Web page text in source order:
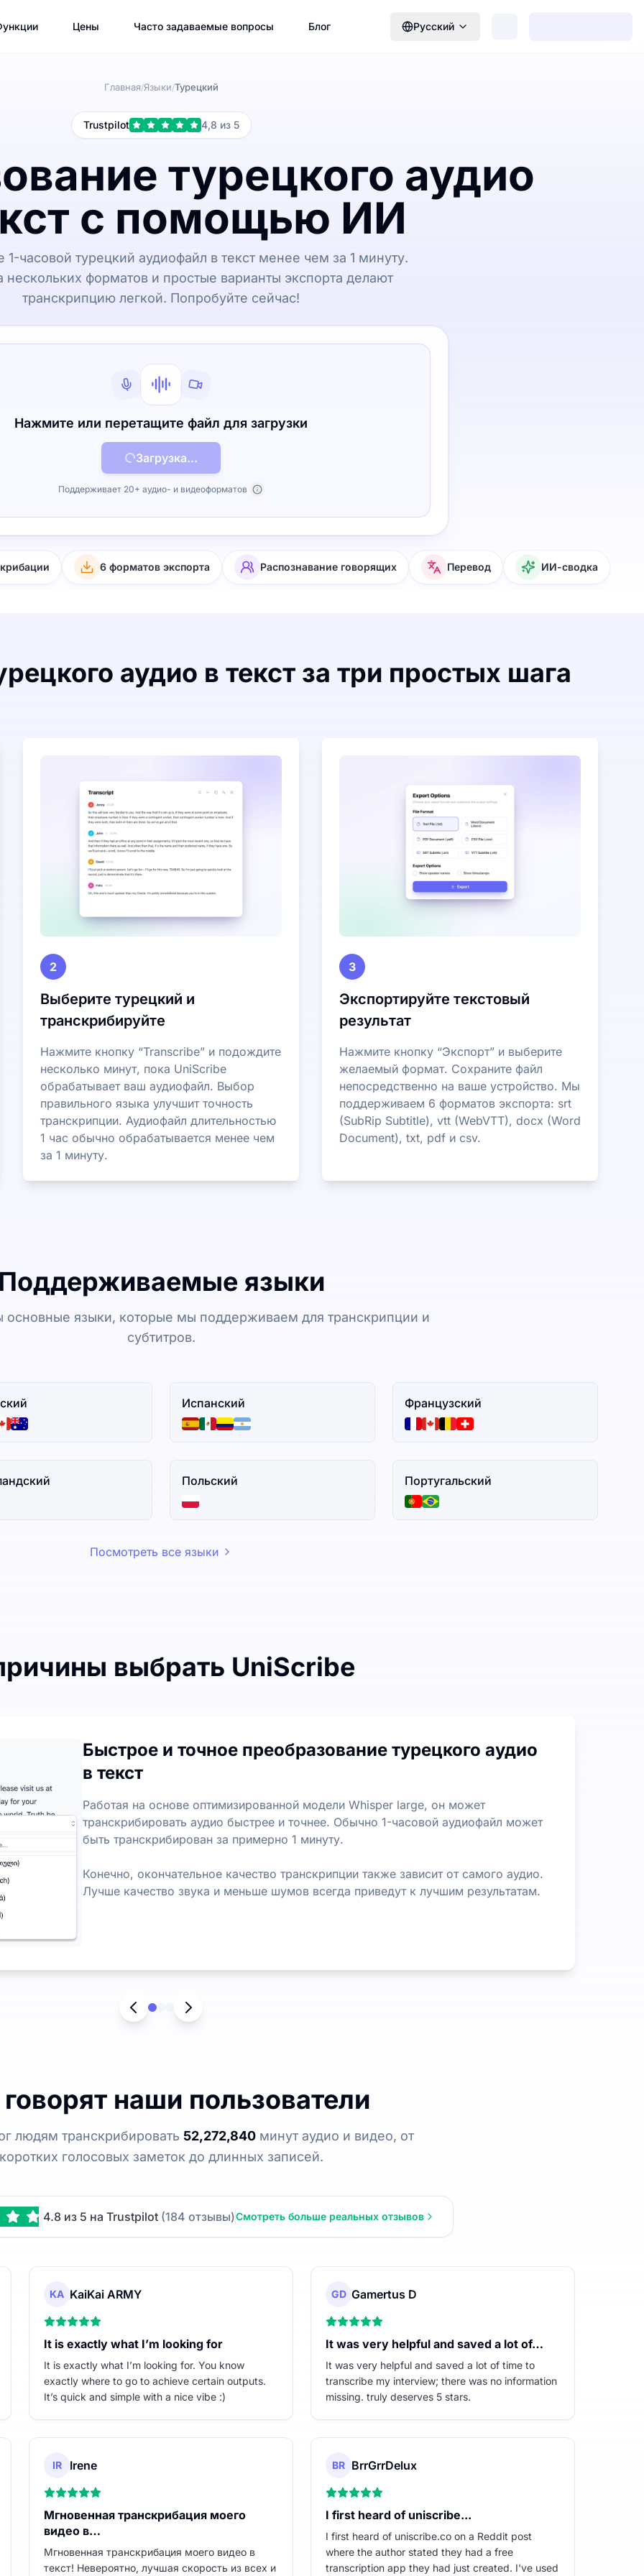
Цены Часто задаваемые вопросы Блог Русский
Главная/Языки/Турецкий
Trustpilot 4,8 из 5
турецкого аудио
с помощью ИИ
1-часовой турецкий аудиофайл в текст менее чем за 1 минуту.
форматов и простые варианты экспорта делают
транскрипцию легкой. Попробуйте сейчас!
Нажмите или перетащите файл для загрузки
Загрузка...
Поддерживает 20+ аудио- и видеоформатов
6 форматов экспорта Распознавание говорящих Перевод ИИ-сводка
аудио в текст за три простых шага
2
Выберите турецкий и
транскрибируйте
Нажмите кнопку “Transcribe” и подождите
несколько минут, пока UniScribe
обрабатывает ваш аудиофайл. Выбор
правильного языка улучшит точность
транскрипции. Аудиофайл длительностью
1 час обычно обрабатывается менее чем
за 1 минуту.
3
Экспортируйте текстовый
результат
Нажмите кнопку “Экспорт” и выберите
желаемый формат. Сохраните файл
непосредственно на ваше устройство. Мы
поддерживаем 6 форматов экспорта: srt
(SubRip Subtitle), vtt (WebVTT), docx (Word
Document), txt, pdf и csv.
Поддерживаемые языки
языки, которые мы поддерживаем для транскрипции и
субтитров.
Испанский Французский
Польский Португальский
Посмотреть все языки
выбрать UniScribe
каждый месяц, с ежедневным лимитом в 3 файлов. Нет ограничений по длине или размеру файла,
аудио в текст
и ключевые моменты из аудио- и видеофайлов, что поможет вам быстро извлекать наиболее важную
Быстрое и точное преобразование турецкого аудио
в текст
Работая на основе оптимизированной модели Whisper large, он может
транскрибировать аудио быстрее и точнее. Обычно 1-часовой аудиофайл может
быть транскрибирован за примерно 1 минуту.
Конечно, окончательное качество транскрипции также зависит от самого аудио.
Лучше качество звука и меньше шумов всегда приведут к лучшим результатам.
наши пользователи
людям транскрибировать 52,272,840минут аудио и видео, от
коротких голосовых заметок до длинных записей.
4.8 из 5 на Trustpilot (184 отзывы)Смотреть больше реальных отзывов
KA KaiKai ARMY
It is exactly what I’m looking for
It is exactly what I’m looking for. You know
exactly where to go to achieve certain outputs.
It’s quick and simple with a nice vibe :)
GD Gamertus D
It was very helpful and saved a lot of…
It was very helpful and saved a lot of time to
transcribe my interview; there was no information
missing. truly deserves 5 stars.
IR Irene
Мгновенная транскрибация моего
видео в…
Мгновенная транскрибация моего видео в
текст! Невероятно, лучшая скорость из всех и
BR BrrGrrDelux
I first heard of uniscribe...
I first heard of uniscribe.co on a Reddit post
where the author stated they had a free
transcription app they had just created. I've used